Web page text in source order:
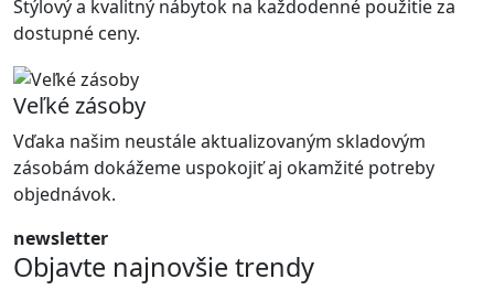
Štýlový a kvalitný nábytok na každodenné použitie za
dostupné ceny.
Veľké zásoby
Vďaka našim neustále aktualizovaným skladovým
zásobám dokážeme uspokojiť aj okamžité potreby
objednávok.
newsletter
Objavte najnovšie trendy